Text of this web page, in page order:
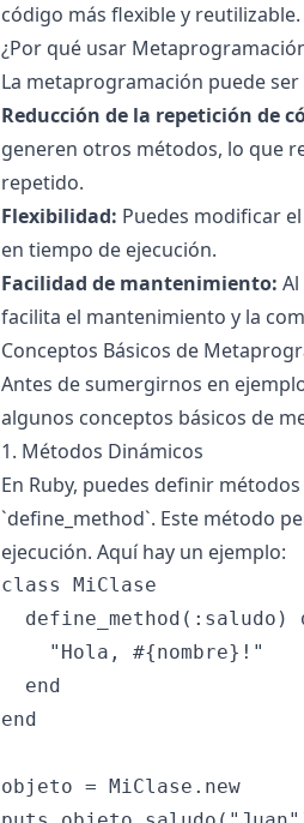
código más flexible y reutilizable.
¿Por qué usar
La metaprogramación puede
Reducción de la repetición de
generen otros métodos, lo que
repetido.
Flexibilidad: Puedes modificar
en tiempo de ejecución.
Facilidad de mantenimiento:
facilita el mantenimiento y la
Conceptos Básicos de
Antes de sumergirnos en
algunos conceptos básicos de
1. Métodos Dinámicos
En Ruby, puedes definir
`define_method`. Este método
ejecución. Aquí hay un ejemplo:
class MiClase
define_method(:saludo)
    "Hola, #{nombre}!"
  end
end
objeto = MiClase.new